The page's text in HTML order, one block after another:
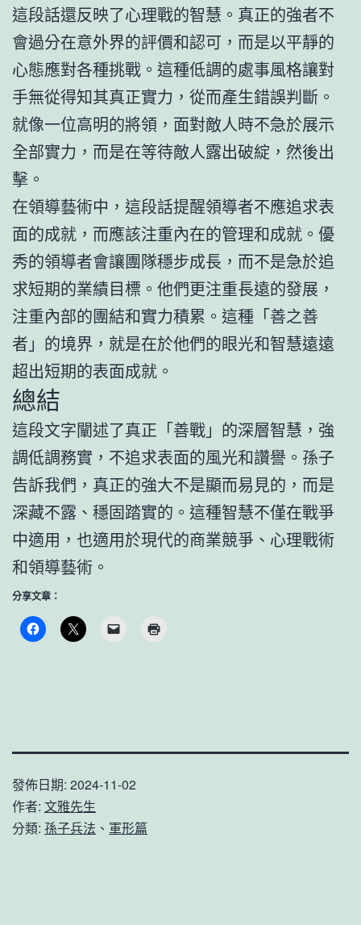
這段話還反映了心理戰的智慧。真正的強者不
會過分在意外界的評價和認可，而是以平靜的
心態應對各種挑戰。這種低調的處事風格讓對
手無從得知其真正實力，從而產生錯誤判斷。
就像一位高明的將領，面對敵人時不急於展示
全部實力，而是在等待敵人露出破綻，然後出
擊。
在領導藝術中，這段話提醒領導者不應追求表
面的成就，而應該注重內在的管理和成就。優
秀的領導者會讓團隊穩步成長，而不是急於追
求短期的業績目標。他們更注重長遠的發展，
注重內部的團結和實力積累。這種「善之善
者」的境界，就是在於他們的眼光和智慧遠遠
超出短期的表面成就。
總結
這段文字闡述了真正「善戰」的深層智慧，強
調低調務實，不追求表面的風光和讚譽。孫子
告訴我們，真正的強大不是顯而易見的，而是
深藏不露、穩固踏實的。這種智慧不僅在戰爭
中適用，也適用於現代的商業競爭、心理戰術
和領導藝術。
分享文章：
發佈日期: 2024-11-02
作者: 文雅先生
分類: 孫子兵法 、 軍形篇